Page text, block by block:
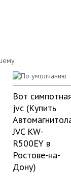
Вот
jvc (Купить
JVC KW-
R500EY в
Ростове-на-
Дону)